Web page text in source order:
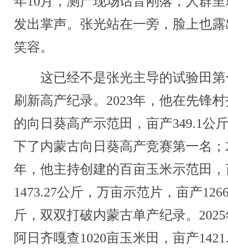
发出掌声。张光站在一旁，脸上也
笑容。
这已经不是张光主导的试验田第
刷新高产纪录。2023年，他在先锋
的向日葵高产示范田，亩产349.1公
下了内蒙古向日葵高产竞赛第一名；
年，他主持创建的百亩玉米示范田
1473.27公斤，万亩示范片，亩产
斤，双双打破内蒙古单产纪录。
阿日齐嘎查1020亩玉米田，亩产